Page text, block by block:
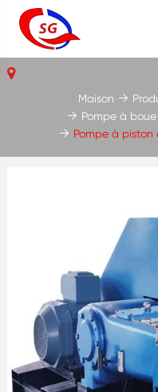
Maison
Pompe à
Pompe à